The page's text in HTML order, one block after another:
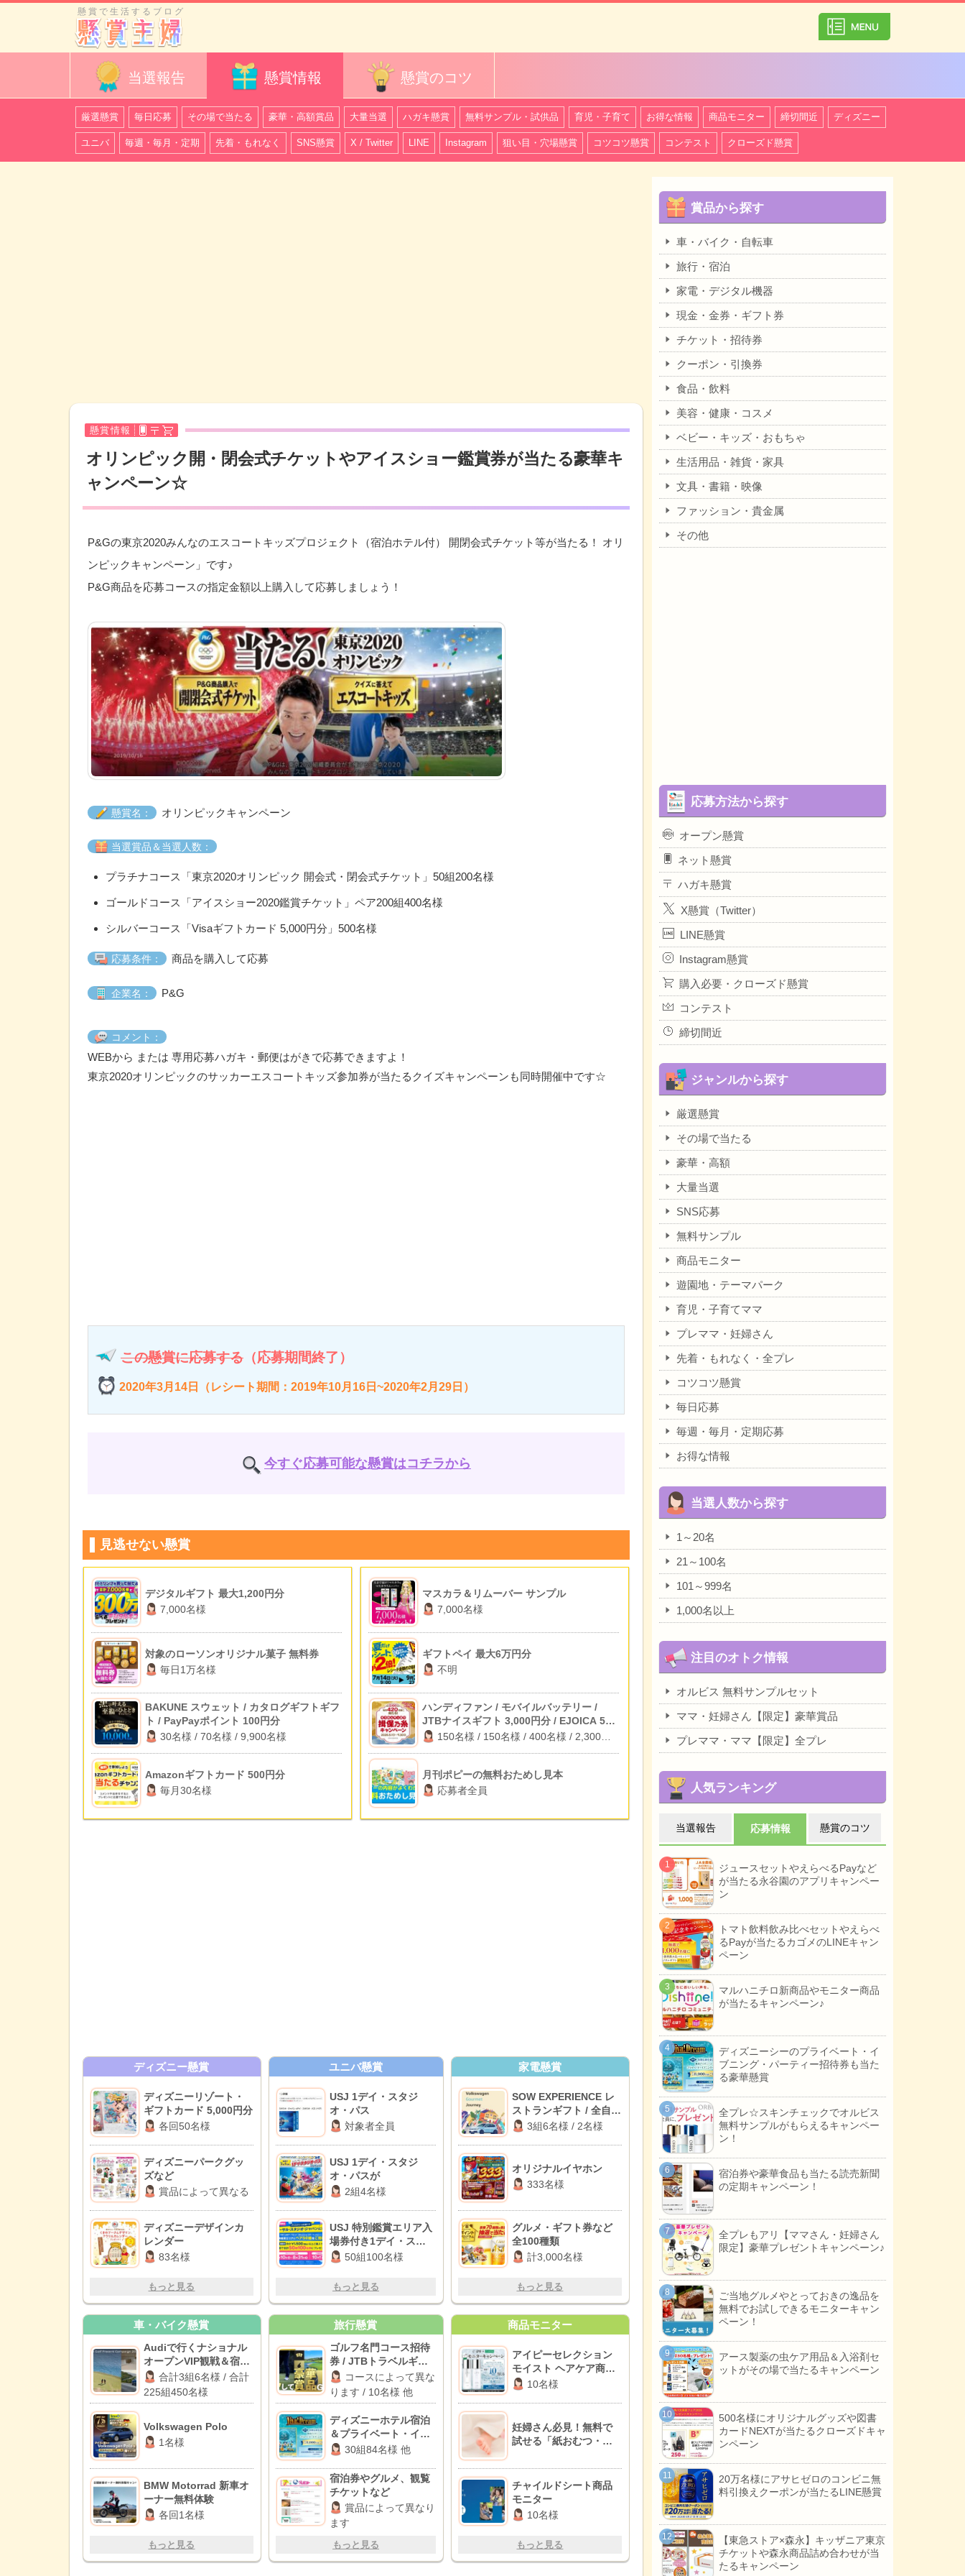
懸賞で生活するブログ
当選報告 懸賞情報 懸賞のコツ
厳選懸賞 毎日応募 その場で当たる 豪華・高額賞品 大量当選 ハガキ懸賞 無料サンプル・試供品 育児・子育て お得な情報 商品モニター 締切間近 ディズニー
ユニバ 毎週・毎月・定期 先着・もれなく SNS懸賞 X / Twitter LINE Instagram 狙い目・穴場懸賞 コツコツ懸賞 コンテスト クローズド懸賞
懸賞情報
オリンピック開・閉会式チケットやアイスショー鑑賞券が当たる豪華キ
ャンペーン☆
P&Gの東京2020みんなのエスコートキッズプロジェクト（宿泊ホテル付） 開閉会式チケット等が当たる！ オリ
ンピックキャンペーン」です♪
P&G商品を応募コースの指定金額以上購入して応募しましょう！
懸賞名： オリンピックキャンペーン
当選賞品＆当選人数：
プラチナコース「東京2020オリンピック 開会式・閉会式チケット」50組200名様
ゴールドコース「アイスショー2020鑑賞チケット」ペア200組400名様
シルバーコース「Visaギフトカード 5,000円分」500名様
応募条件： 商品を購入して応募
企業名： P&G
コメント：
WEBから または 専用応募ハガキ・郵便はがきで応募できますよ！
東京2020オリンピックのサッカーエスコートキッズ参加券が当たるクイズキャンペーンも同時開催中です☆
この懸賞に応募する （応募期間終了）
2020年3月14日（レシート期間：2019年10月16日~2020年2月29日）
今すぐ応募可能な懸賞はコチラから
見逃せない懸賞
デジタルギフト 最大1,200円分
7,000名様
対象のローソンオリジナル菓子 無料券
毎日1万名様
BAKUNE スウェット / カタログギフトギフ
ト / PayPayポイント 100円分
30名様 / 70名様 / 9,900名様
Amazonギフトカード 500円分
毎月30名様
マスカラ＆リムーバー サンプル
7,000名様
ギフトペイ 最大6万円分
不明
ハンディファン / モバイルバッテリー /
JTBナイスギフト 3,000円分 / EJOICA 500
円分150名様 / 150名様 / 400名様 / 2,300名
様
月刊ポピーの無料おためし見本
応募者全員
ディズニー懸賞
ディズニーリゾート・
ギフトカード 5,000円分
各回50名様
ディズニーパークグッ
ズなど
賞品によって異なる
ディズニーデザインカ
レンダー
83名様
もっと見る
ユニバ懸賞
USJ 1デイ・スタジ
オ・パス
対象者全員
USJ 1デイ・スタジ
オ・パスが
2組4名様
USJ 特別鑑賞エリア入
場券付き1デイ・スタジ
オ・パス
50組100名様
もっと見る
家電懸賞
SOW EXPERIENCE レ
ストランギフト / 全自動
コーヒーマシン
3組6名様 / 2名様
オリジナルイヤホン
333名様
グルメ・ギフト券など
全100種類
計3,000名様
もっと見る
車・バイク懸賞
Audiで行くナショナル
オープンVIP観戦＆宿泊
体験 / JGA主催ナショナ
ルオープン一般観戦チ
ケット
合計3組6名様 / 合計
225組450名様
Volkswagen Polo
1名様
BMW Motorrad 新車オ
ーナー無料体験
各回1名様
もっと見る
旅行懸賞
ゴルフ名門コース招待
券 / JTBトラベルギフ
ト 10万円分 他
コースによって異な
ります / 10名様 他
ディズニーホテル宿泊
＆プライベート・イブ
ニング・パーティー招
30組84名様 他
宿泊券やグルメ、観覧
チケットなど
賞品によって異なり
ます
もっと見る
商品モニター
アイピーセレクション
モイスト ヘアケア商品
モニター
10名様
妊婦さん必見！無料で
試せる「紙おむつ・粉
BEST10♪
チャイルドシート商品
モニター
10名様
もっと見る
賞品から探す
車・バイク・自転車
旅行・宿泊
家電・デジタル機器
現金・金券・ギフト券
チケット・招待券
クーポン・引換券
食品・飲料
美容・健康・コスメ
ベビー・キッズ・おもちゃ
生活用品・雑貨・家具
文具・書籍・映像
ファッション・貴金属
その他
応募方法から探す
オープン懸賞
ネット懸賞
ハガキ懸賞
X懸賞（Twitter）
LINE懸賞
Instagram懸賞
購入必要・クローズド懸賞
コンテスト
締切間近
ジャンルから探す
厳選懸賞
その場で当たる
豪華・高額
大量当選
SNS応募
無料サンプル
商品モニター
遊園地・テーマパーク
育児・子育てママ
プレママ・妊婦さん
先着・もれなく・全プレ
コツコツ懸賞
毎日応募
毎週・毎月・定期応募
お得な情報
当選人数から探す
1～20名
21～100名
101～999名
1,000名以上
注目のオトク情報
オルビス 無料サンプルセット
ママ・妊婦さん【限定】豪華賞品
プレママ・ママ【限定】全プレ
人気ランキング
当選報告 応募情報 懸賞のコツ
ジュースセットやえらべるPayなど
が当たる永谷園のアプリキャンペー
ン
トマト飲料飲み比べセットやえらべ
るPayが当たるカゴメのLINEキャン
ペーン
マルハニチロ新商品やモニター商品
が当たるキャンペーン♪
ディズニーシーのプライベート・イ
ブニング・パーティー招待券も当た
る豪華懸賞
全プレ☆スキンチェックでオルビス
無料サンプルがもらえるキャンペー
ン！
宿泊券や豪華食品も当たる読売新聞
の定期キャンペーン！
全プレもアリ【ママさん・妊婦さん
限定】豪華プレゼントキャンペーン♪
ご当地グルメやとっておきの逸品を
無料でお試しできるモニターキャン
ペーン！
アース製薬の虫ケア用品＆入浴剤セ
ットがその場で当たるキャンペーン
500名様にオリジナルグッズや図書
カードNEXTが当たるクローズドキャ
ンペーン
20万名様にアサヒゼロのコンビニ無
料引換えクーポンが当たるLINE懸賞
【東急ストア×森永】キッザニア東京
チケットや森永商品詰め合わせが当
たるキャンペーン